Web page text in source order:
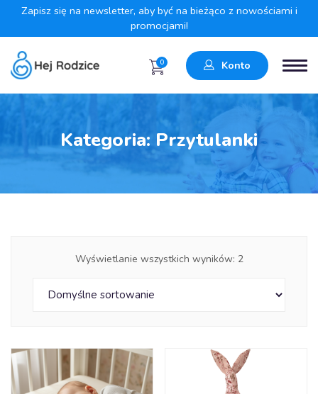
Zapisz się na newsletter, aby być na bieżąco z nowościami i
promocjami!
0 Konto
Kategoria: Przytulanki
Wyświetlanie wszystkich wyników: 2